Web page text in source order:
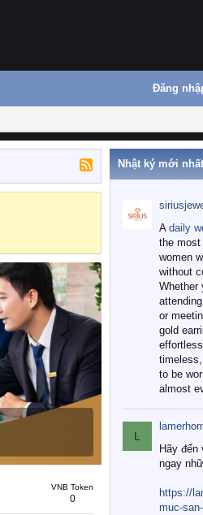
Đăng
VNB Token
0
Nhật ký mới nhất
A daily
the most
women
without
Whether
or
gold
to be
almost
L
Hãy đến
ngay
https://
muc-